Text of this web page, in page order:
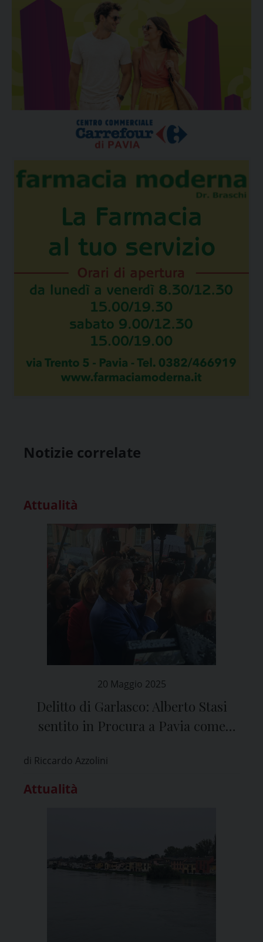
Notizie correlate
Attualità
20 Maggio 2025
Delitto di Garlasco: Alberto Stasi
sentito in Procura a Pavia come
di Riccardo Azzolini
Attualità